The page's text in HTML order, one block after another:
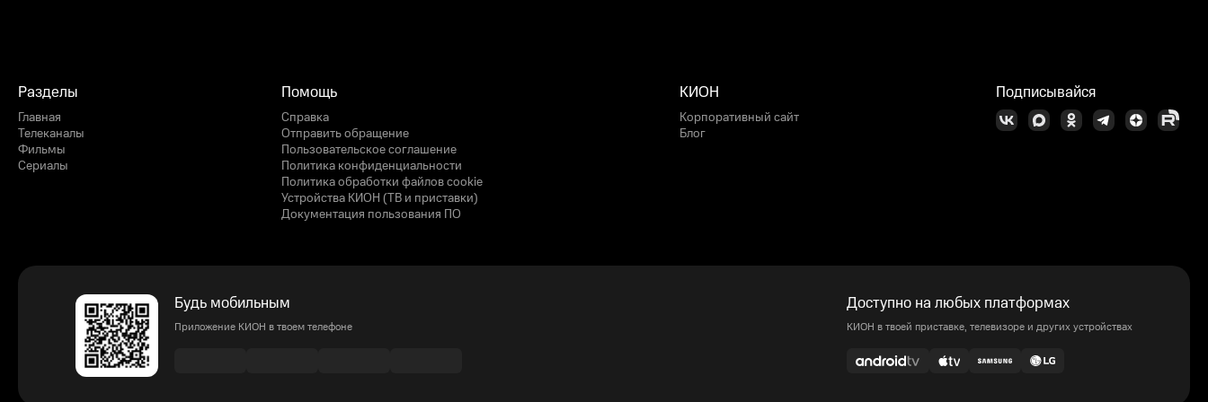
Разделы
Главная
Телеканалы
Фильмы
Сериалы
Помощь
Справка
Отправить обращение
Пользовательское соглашение
Политика конфиденциальности
Политика обработки файлов cookie
Устройства КИОН (ТВ и приставки)
Документация пользования ПО
КИОН
Корпоративный сайт
Блог
Подписывайся
Будь мобильным
Приложение КИОН в твоем телефоне
Доступно на любых платформах
КИОН в твоей приставке, телевизоре и других устройствах